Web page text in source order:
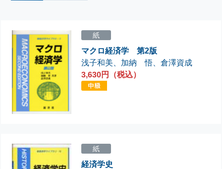
紙
マクロ経済学 第2版
浅子和美 加納 悟 、倉澤資成
3,630円（税込）
紙
経済学史